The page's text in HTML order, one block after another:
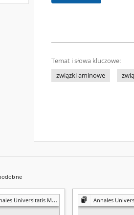
Temat i słowa kluczowe:
związki aminowe
Mariae Curie-Skłodowska. Sectio AA, Physica et Chemia Annales Universitatis Mariae Curie-Skłodowska.